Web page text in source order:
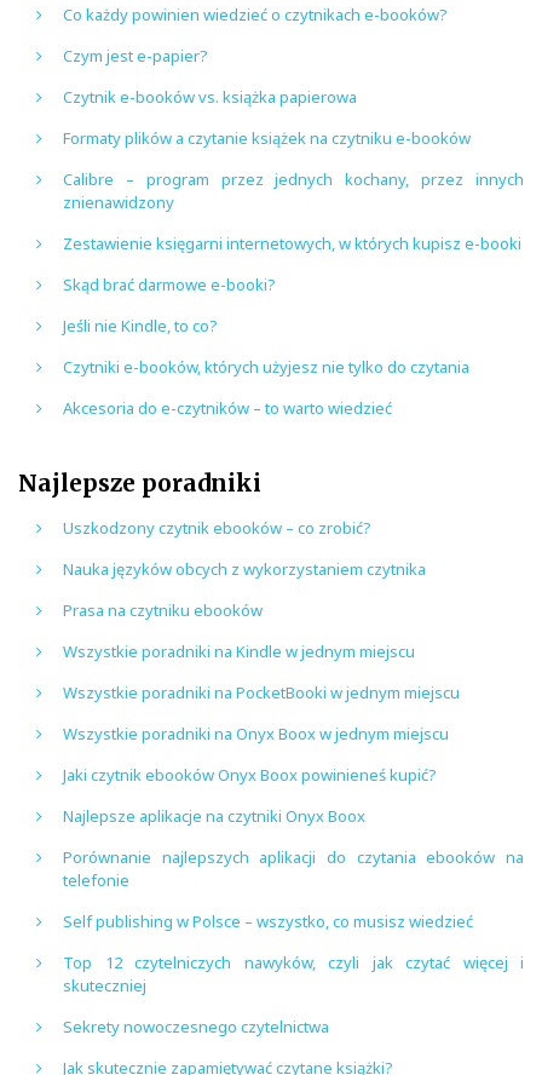
Co każdy powinien wiedzieć o czytnikach e-booków?
Czym jest e-papier?
Czytnik e-booków vs. książka papierowa
Formaty plików a czytanie książek na czytniku e-booków
Calibre – program przez jednych kochany, przez innych
znienawidzony
Zestawienie księgarni internetowych, w których kupisz e-booki
Skąd brać darmowe e-booki?
Jeśli nie Kindle, to co?
Czytniki e-booków, których użyjesz nie tylko do czytania
Akcesoria do e-czytników – to warto wiedzieć
Najlepsze poradniki
Uszkodzony czytnik ebooków – co zrobić?
Nauka języków obcych z wykorzystaniem czytnika
Prasa na czytniku ebooków
Wszystkie poradniki na Kindle w jednym miejscu
Wszystkie poradniki na PocketBooki w jednym miejscu
Wszystkie poradniki na Onyx Boox w jednym miejscu
Jaki czytnik ebooków Onyx Boox powinieneś kupić?
Najlepsze aplikacje na czytniki Onyx Boox
Porównanie najlepszych aplikacji do czytania ebooków na
telefonie
Self publishing w Polsce – wszystko, co musisz wiedzieć
Top 12 czytelniczych nawyków, czyli jak czytać więcej i
skuteczniej
Sekrety nowoczesnego czytelnictwa
Jak skutecznie zapamiętywać czytane książki?